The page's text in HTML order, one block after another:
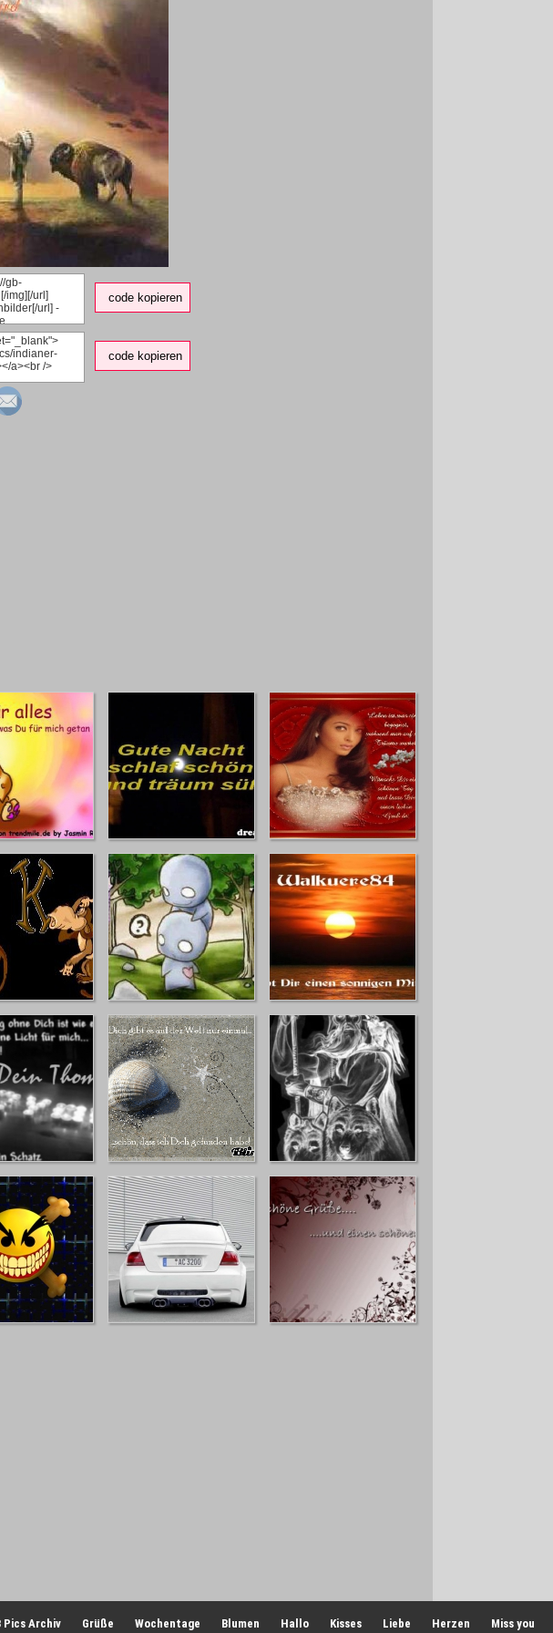
code kopieren
code kopieren
Pics Archiv Grüße Wochentage Blumen Hallo Kisses Liebe Herzen Miss you